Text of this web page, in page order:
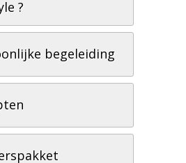
?
begeleiding